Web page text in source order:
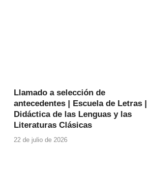
Llamado a selección de
antecedentes | Escuela de Letras |
Didáctica de las Lenguas y las
Literaturas Clásicas
22 de julio de 2026